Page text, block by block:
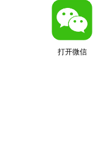
打开微信